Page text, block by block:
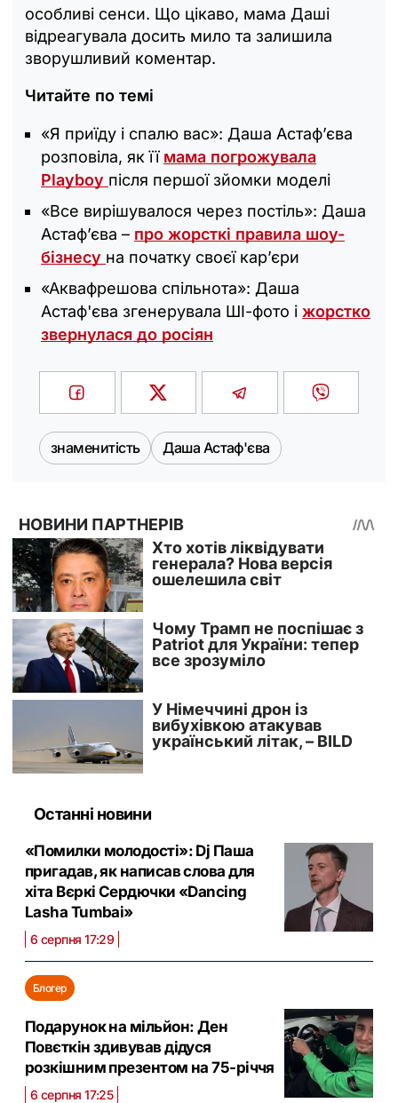
особливі сенси. Що цікаво, мама Даші
відреагувала досить мило та залишила
зворушливий коментар.
Читайте по темі
«Я приїду і спалю вас»: Даша Астаф’єва
розповіла, як її мама погрожувала
Playboy після першої зйомки моделі
«Все вирішувалося через постіль»: Даша
Астаф’єва – про жорсткі правила шоу-
бізнесу на початку своєї кар’єри
«Аквафрешова спільнота»: Даша
Астаф'єва згенерувала ШІ-фото і жорстко
звернулася до росіян
знаменитість Даша Астаф'єва
Останні новини
«Помилки молодості»: Dj Паша
пригадав, як написав слова для
хіта Вєркі Сердючки «Dancing
Lasha Tumbai»
6 серпня 17:29
Блогер
Подарунок на мільйон: Ден
Повєткін здивував дідуся
розкішним презентом на 75-річчя
6 серпня 17:25